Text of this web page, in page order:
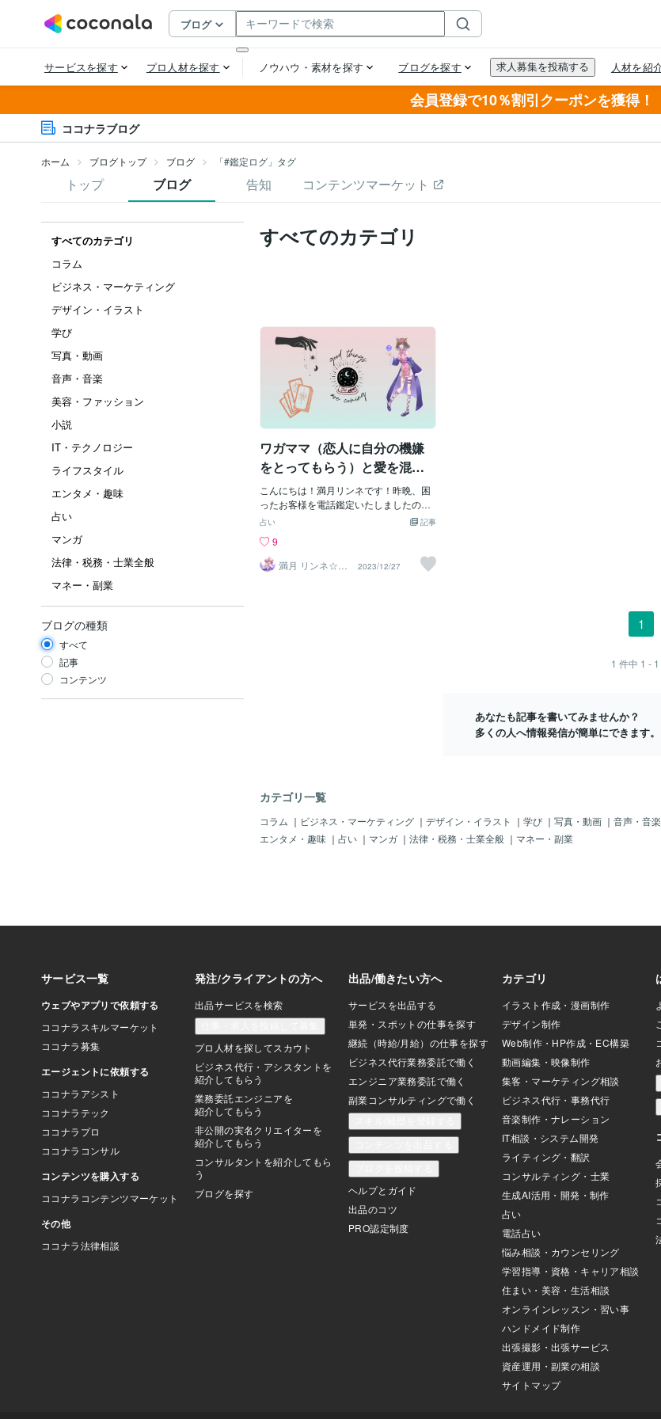
会員登録で10％割引クーポンを獲得！
ココナラブログ
ホーム ブログトップ ブログ 「#鑑定ログ」タグ
トップ ブログ 告知 コンテンツマーケット
すべてのカテゴリ
コラム
ビジネス・マーケティング
デザイン・イラスト
学び
写真・動画
音声・音楽
美容・ファッション
小説
IT・テクノロジー
ライフスタイル
エンタメ・趣味
占い
マンガ
法律・税務・士業全般
マネー・副業
ブログの種類
すべて
記事
コンテンツ
すべてのカテゴリ
ワガママ（恋人に自分の機嫌
をとってもらう）と愛を混同
してはいけません。
こんにちは！満月リンネです！昨晩、困
ったお客様を電話鑑定いたしましたの
で、少し、元メンヘラ・ヒステリック女
動画をお借りし、声を大にしてお伝えし
たいなと思いました。昨晩のお客様は、
とにかく自分の都合の悪いことは聞きた
こにも存在はしません。恋愛心理学の研
究でも、恋人に自分の機嫌を取らせる人
の恋は短命に終わることがほとんどと言
われております。お相手様にも、お相手
様の人生があり、人生がある故の都合が
ンカを招きこそすれ、分かり合う魔法の
言葉にはなりえません。お相手様を信じ
ることなく、身勝手に不安に陥るのは単
なるエゴです。「なんで私を安心させて
くれないの？」と、お相手様を問い詰め
た
記事
占い
9
満月 リンネ☆希
望を一緒に探す
2023/12/27
1
1 件中 1 - 1
あなたも記事を書いてみませんか？
多くの人へ情報発信が簡単にできます。
カテゴリ一覧
コラム ｜ ビジネス・マーケティング ｜ デザイン・イラスト ｜ 学び ｜ 写真・動画 ｜ 音声・音楽
エンタメ・趣味 ｜ 占い ｜ マンガ ｜ 法律・税務・士業全般 ｜ マネー・副業